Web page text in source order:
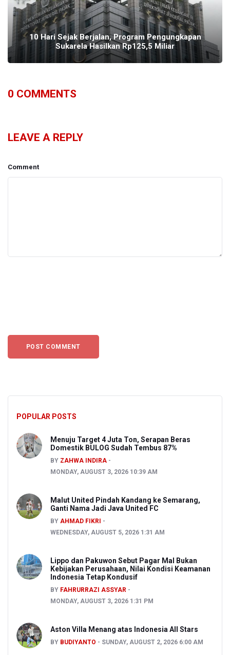
10 Hari Sejak Berjalan, Program Pengungkapan
Sukarela Hasilkan Rp125,5 Miliar
0 COMMENTS
LEAVE A REPLY
Comment
POPULAR POSTS
Menuju Target 4 Juta Ton, Serapan Beras
Domestik BULOG Sudah Tembus 87%
BY ZAHWA INDIRA
MONDAY, AUGUST 3, 2026 10:39 AM
Malut United Pindah Kandang ke Semarang,
Ganti Nama Jadi Java United FC
BY AHMAD FIKRI
WEDNESDAY, AUGUST 5, 2026 1:31 AM
Lippo dan Pakuwon Sebut Pagar Mal Bukan
Kebijakan Perusahaan, Nilai Kondisi Keamanan
Indonesia Tetap Kondusif
BY FAHRURRAZI ASSYAR
MONDAY, AUGUST 3, 2026 1:31 PM
Aston Villa Menang atas Indonesia All Stars
BY BUDIYANTO SUNDAY, AUGUST 2, 2026 6:00 AM